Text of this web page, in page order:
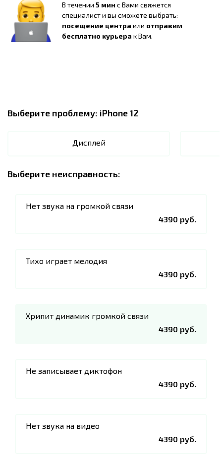
В течении 5 мин с Вами свяжется
специалист и вы сможете выбрать:
посещение центра или отправим
бесплатно курьера к Вам.
Выберите проблему: iPhone 12
Дисплей
Выберите неисправность:
Нет звука на громкой связи
4390 руб.
Тихо играет мелодия
4390 руб.
Хрипит динамик громкой связи
4390 руб.
Не записывает диктофон
4390 руб.
Нет звука на видео
4390 руб.